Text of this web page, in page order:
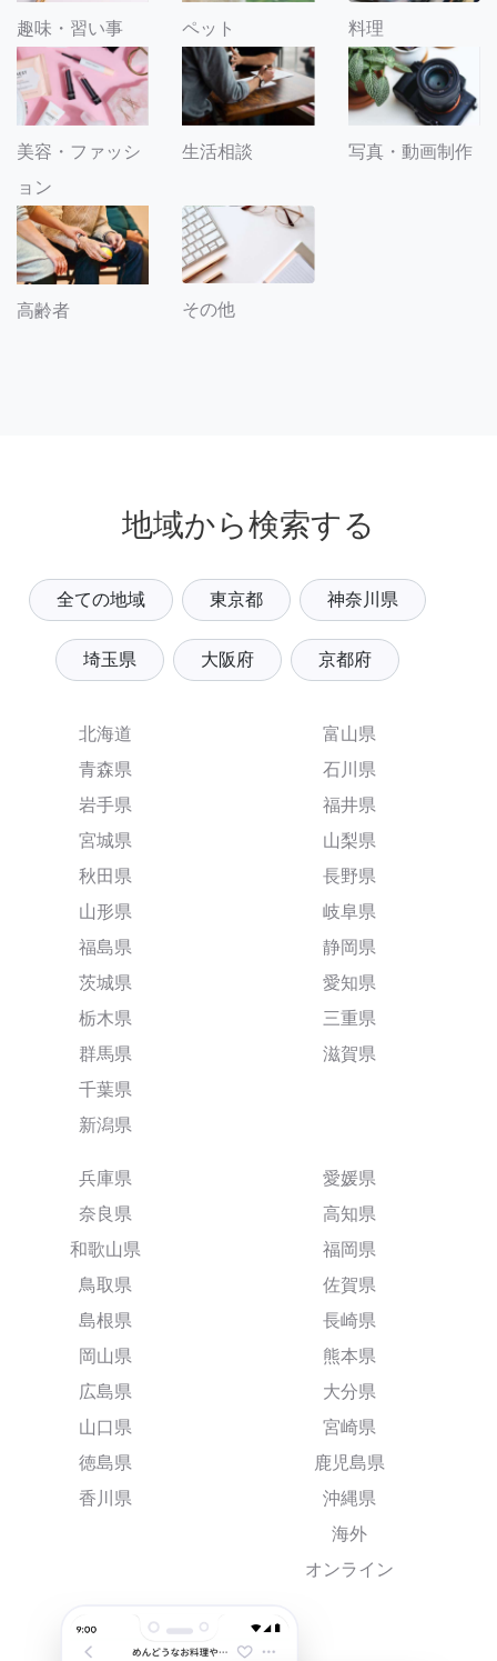
趣味・習い事 ペット 料理
美容・ファッシ
ョン
生活相談 写真・動画制作
高齢者 その他
地域から検索する
全ての地域 東京都 神奈川県
埼玉県 大阪府 京都府
北海道
青森県
岩手県
宮城県
秋田県
山形県
福島県
茨城県
栃木県
群馬県
千葉県
新潟県
富山県
石川県
福井県
山梨県
長野県
岐阜県
静岡県
愛知県
三重県
滋賀県
兵庫県
奈良県
和歌山県
鳥取県
島根県
岡山県
広島県
山口県
徳島県
香川県
愛媛県
高知県
福岡県
佐賀県
長崎県
熊本県
大分県
宮崎県
鹿児島県
沖縄県
海外
オンライン